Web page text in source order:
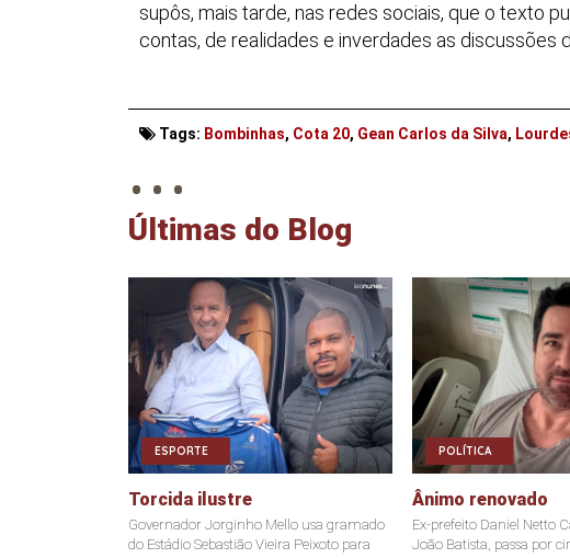
supôs, mais tarde, nas redes sociais, que o texto
contas, de realidades e inverdades as discussões
Tags: Bombinhas, Cota 20, Gean Carlos da Silva,
. . .
Últimas do Blog
ESPORTE
Torcida ilustre
Governador Jorginho Mello usa gramado
do Estádio Sebastião Vieira Peixoto para
POLÍTICA
Ânimo renovado
Ex-prefeito Daniel Netto
João Batista, passa por